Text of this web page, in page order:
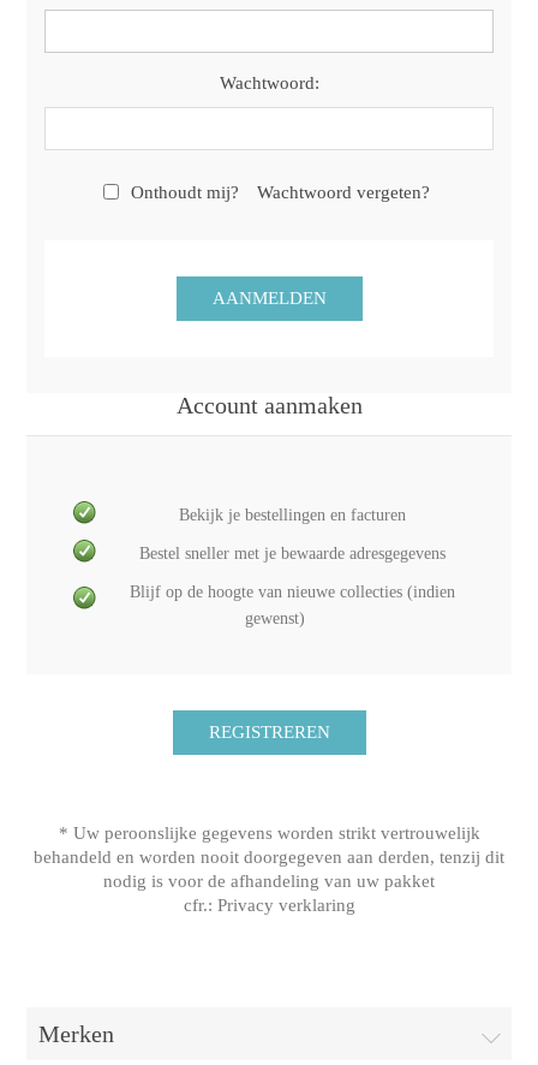
Wachtwoord:
Onthoudt mij? Wachtwoord vergeten?
Account aanmaken
Bekijk je bestellingen en facturen
Bestel sneller met je bewaarde adresgegevens
Blijf op de hoogte van nieuwe collecties (indien
gewenst)
* Uw peroonslijke gegevens worden strikt vertrouwelijk
behandeld en worden nooit doorgegeven aan derden, tenzij dit
nodig is voor de afhandeling van uw pakket
cfr.: Privacy verklaring
Merken